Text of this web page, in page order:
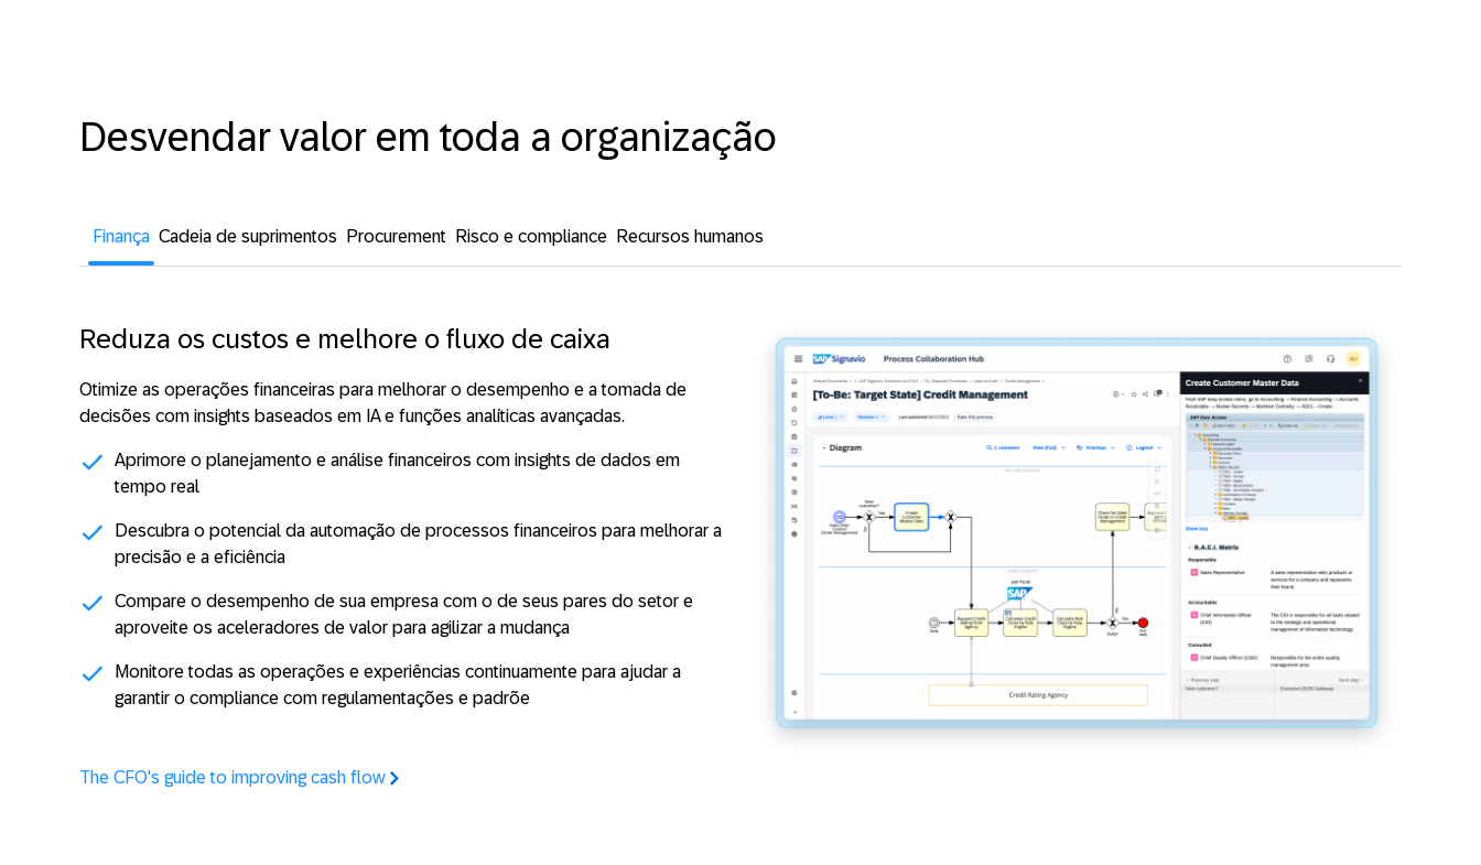
Desvendar valor em toda a organização
Finança Cadeia de suprimentos Procurement Risco e compliance Recursos humanos
Reduza os custos e melhore o fluxo de caixa
Otimize as operações financeiras para melhorar o desempenho e a tomada de
decisões com insights baseados em IA e funções analíticas avançadas.
Aprimore o planejamento e análise financeiros com insights de dados em
tempo real
Descubra o potencial da automação de processos financeiros para melhorar a
precisão e a eficiência
Compare o desempenho de sua empresa com o de seus pares do setor e
aproveite os aceleradores de valor para agilizar a mudança
Monitore todas as operações e experiências continuamente para ajudar a
garantir o compliance com regulamentações e padrõe
The CFO's guide to improving cash flow